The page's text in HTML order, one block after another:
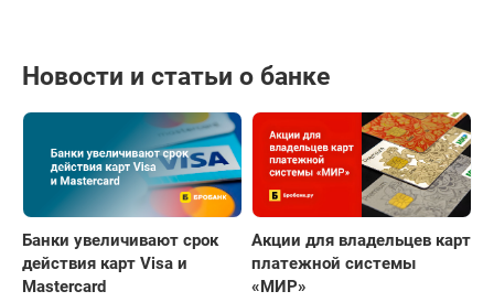
Новости и статьи о банке
Банки увеличивают срок
действия карт Visa и
Mastercard
Акции для владельцев карт
платежной системы
«МИР»